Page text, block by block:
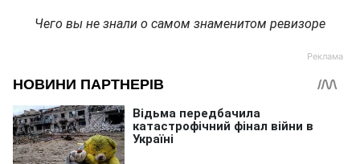
Чего вы не знали о самом знаменитом ревизоре